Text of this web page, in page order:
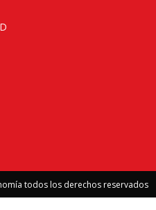
todos los derechos reservados